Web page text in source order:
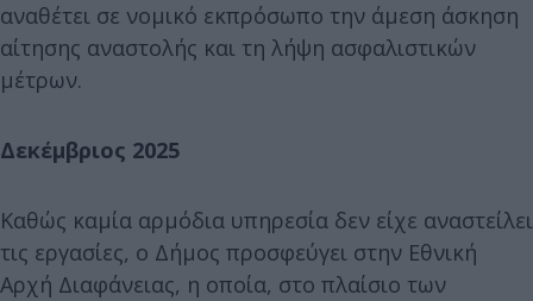
αναθέτει σε νομικό εκπρόσωπο την άμεση άσκηση
αίτησης αναστολής και τη λήψη ασφαλιστικών
μέτρων.
Δεκέμβριος 2025
Καθώς καμία αρμόδια υπηρεσία δεν είχε αναστείλει
τις εργασίες, ο Δήμος προσφεύγει στην Εθνική
Αρχή Διαφάνειας, η οποία, στο πλαίσιο των